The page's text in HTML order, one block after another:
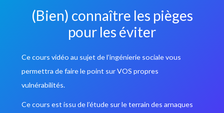
(Bien) connaître les pièges
pour les éviter
Ce cours vidéo au sujet de l’ingénierie sociale vous
permettra de faire le point sur VOS propres
vulnérabilités.
Ce cours est issu de l’étude sur le terrain des arnaques